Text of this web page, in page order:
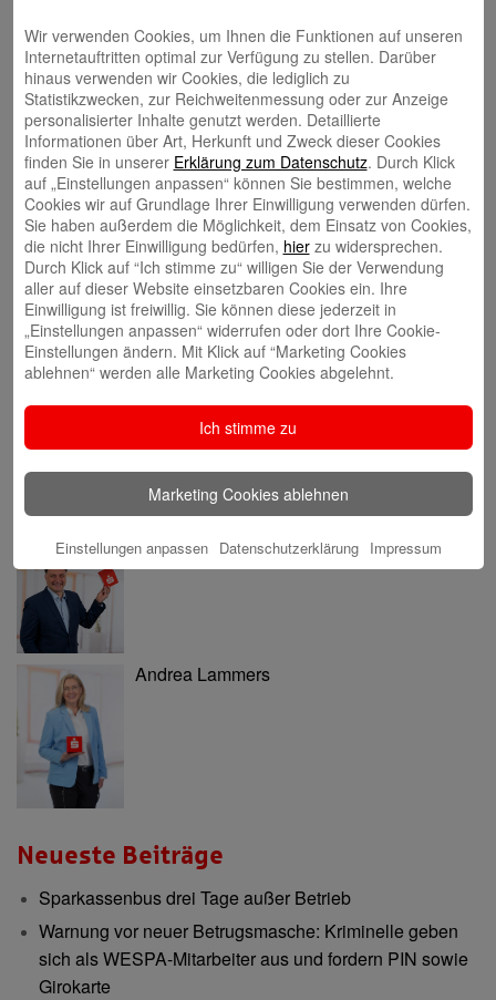
Tina Blatz-Ruhnau
Annette Butzke
Ninia Käckenmester
Nils Katarius
Andrea Lammers
Neueste Beiträge
Sparkassenbus drei Tage außer Betrieb
Warnung vor neuer Betrugsmasche: Kriminelle geben
sich als WESPA-Mitarbeiter aus und fordern PIN sowie
Girokarte
Wir verwenden Cookies, um Ihnen die Funktionen auf unseren
Internetauftritten optimal zur Verfügung zu stellen. Darüber
hinaus verwenden wir Cookies, die lediglich zu
Statistikzwecken, zur Reichweitenmessung oder zur Anzeige
personalisierter Inhalte genutzt werden. Detaillierte
Informationen über Art, Herkunft und Zweck dieser Cookies
finden Sie in unserer Erklärung zum Datenschutz. Durch Klick
auf „Einstellungen anpassen“ können Sie bestimmen, welche
Cookies wir auf Grundlage Ihrer Einwilligung verwenden dürfen.
Sie haben außerdem die Möglichkeit, dem Einsatz von Cookies,
die nicht Ihrer Einwilligung bedürfen, hierzu widersprechen.
Durch Klick auf “Ich stimme zu“ willigen Sie der Verwendung
aller auf dieser Website einsetzbaren Cookies ein. Ihre
Einwilligung ist freiwillig. Sie können diese jederzeit in
„Einstellungen anpassen“ widerrufen oder dort Ihre Cookie-
Einstellungen ändern. Mit Klick auf “Marketing Cookies
ablehnen“ werden alle Marketing Cookies abgelehnt.
Ich stimme zu
Marketing Cookies ablehnen
Einstellungen anpassen Datenschutzerklärung Impressum